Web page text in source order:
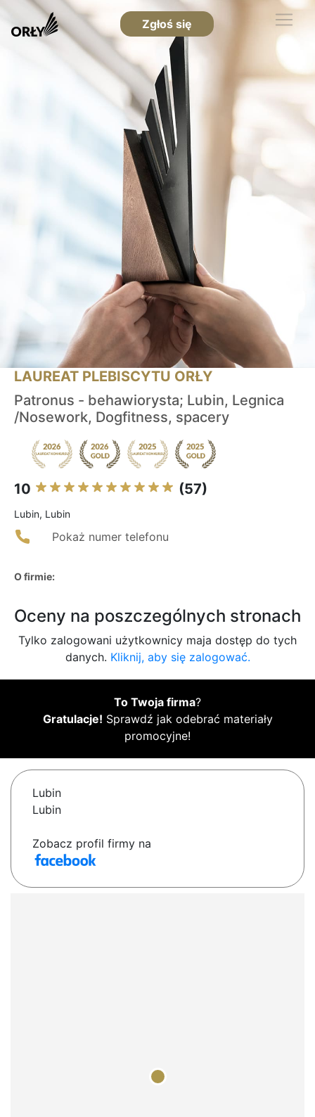
Zgłoś się
LAUREAT PLEBISCYTU ORŁY
Patronus - behawiorysta; Lubin, Legnica
/Nosework, Dogfitness, spacery
10 (57)
Lubin, Lubin
Pokaż numer telefonu
O firmie:
Oceny na poszczególnych stronach
Tylko zalogowani użytkownicy maja dostęp do tych
danych. Kliknij, aby się zalogować.
To Twoja firma?
Gratulacje! Sprawdź jak odebrać materiały
promocyjne!
Lubin
Lubin
Zobacz profil firmy na